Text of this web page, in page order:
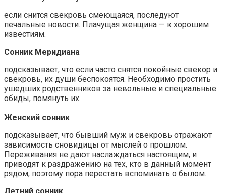
если снится свекровь смеющаяся, последуют
печальные новости. Плачущая женщина — к хорошим
известиям.
Сонник Меридиана
подсказывает, что если часто снятся покойные свекор и
свекровь, их души беспокоятся. Необходимо простить
ушедших родственников за невольные и специальные
обиды, помянуть их.
Женский сонник
подсказывает, что бывший муж и свекровь отражают
зависимость сновидицы от мыслей о прошлом.
Переживания не дают наслаждаться настоящим, и
приводят к раздражению на тех, кто в данный момент
рядом, поэтому пора перестать вспоминать о былом.
Летний сонник